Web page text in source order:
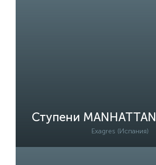
Ступени
Exagres (Испания)